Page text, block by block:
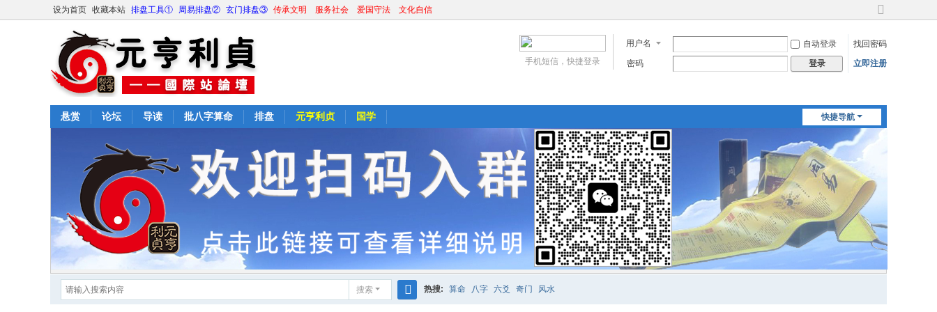
设为首页 收藏本站 排盘工具① 周易排盘② 玄门排盘③ 传承文明 服务社会 爱国守法 文化自信
切
到
宽
用户名 自动登录
找回密码
密码
登录 立即注册
手机短信，快捷登录
快捷导航
悬赏 论坛 导读 批八字算命 排盘 元亨利贞 国学
搜索 热搜: 算命 八字 六爻 奇门 风水